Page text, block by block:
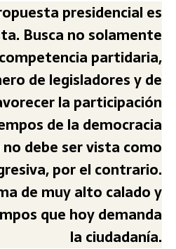
presidencial es
Busca no solamente
partidaria,
de legisladores y de
la participación
de la democracia
debe ser vista como
por el contrario.
de muy alto calado y
que hoy demanda
la ciudadanía.